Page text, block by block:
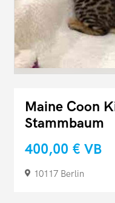
Maine Coon
Stammbaum
400,00 € VB
10117 Berlin